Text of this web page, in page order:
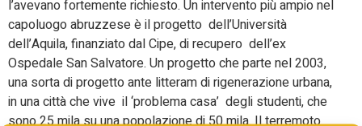
l’avevano fortemente richiesto. Un intervento più ampio nel
capoluogo abruzzese è il progetto dell’Università
dell’Aquila, finanziato dal Cipe, di recupero dell’ex
Ospedale San Salvatore. Un progetto che parte nel 2003,
una sorta di progetto ante litteram di rigenerazione urbana,
in una città che vive il ‘problema casa’ degli studenti, che
sono 25 mila su una popolazione di 50 mila. Il terremoto